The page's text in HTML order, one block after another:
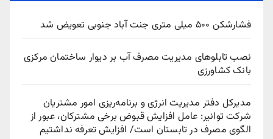
فشارشکن ۵۰۰ میلی متری جنت آباد جنوبی تعویض شد
نصب تابلوهای مدیریت مصرف آب بر دیوار ساختمان مرکزی
بانک کشاورزی
مدیرکل دفتر مدیریت انرژی و برنامه‌ریزی امور مشتریان
شرکت توانیر: عامل افزایش قبوض برخی مشترکان، عبور از
الگوی مصرف در تابستان است/ افزایش تعرفه نداشتیم